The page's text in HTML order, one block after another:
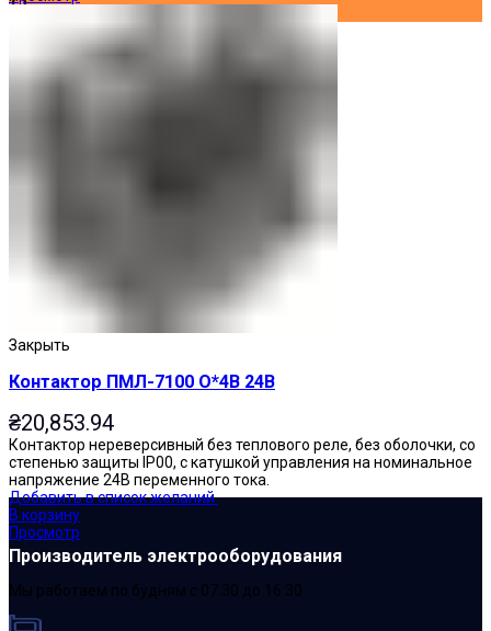
Закрыть
Контактор ПМЛ-7100 О*4В 24В
₴20,853.94
Контактор нереверсивный без теплового реле, без оболочки, со
степенью защиты IP00, с катушкой управления на номинальное
напряжение 24В переменного тока.
Добавить в список желаний
В корзину
Просмотр
Производитель электрооборудования
Мы работаем по будням с 07:30 до 16:30